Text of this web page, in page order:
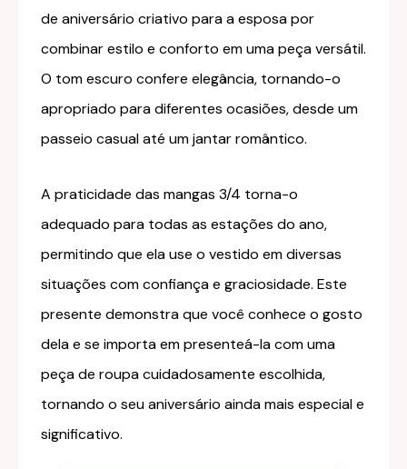
de aniversário criativo para a esposa por
combinar estilo e conforto em uma peça versátil.
O tom escuro confere elegância, tornando-o
apropriado para diferentes ocasiões, desde um
passeio casual até um jantar romântico.
A praticidade das mangas 3/4 torna-o
adequado para todas as estações do ano,
permitindo que ela use o vestido em diversas
situações com confiança e graciosidade. Este
presente demonstra que você conhece o gosto
dela e se importa em presenteá-la com uma
peça de roupa cuidadosamente escolhida,
tornando o seu aniversário ainda mais especial e
significativo.